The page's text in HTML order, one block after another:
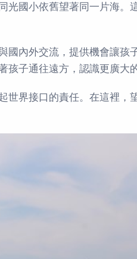
光國小依舊望著同一片海。
國內外交流，提供機會讓孩
孩子通往遠方，認識更廣大
世界接口的責任。在這裡，